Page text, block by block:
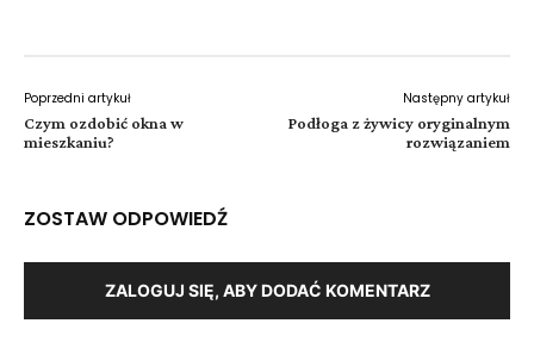
Poprzedni artykuł
Czym ozdobić okna w
mieszkaniu?
Następny artykuł
Podłoga z żywicy oryginalnym
rozwiązaniem
ZOSTAW ODPOWIEDŹ
ZALOGUJ SIĘ, ABY DODAĆ KOMENTARZ